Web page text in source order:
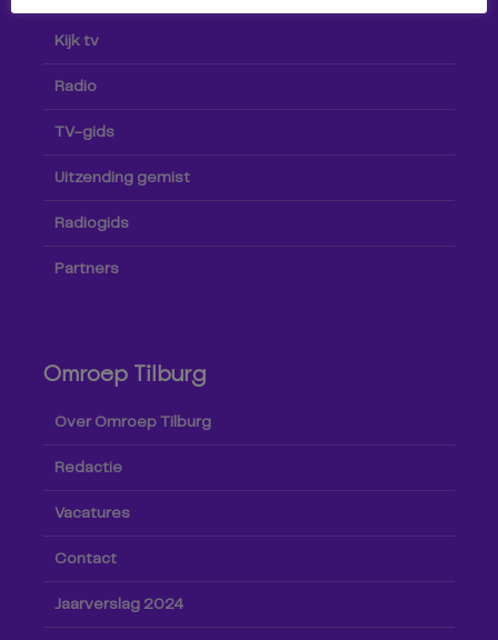
Kijk tv
Radio
TV-gids
Uitzending gemist
Radiogids
Partners
Omroep Tilburg
Over Omroep Tilburg
Redactie
Vacatures
Contact
Jaarverslag 2024